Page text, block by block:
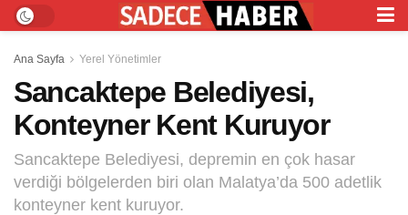
Ana Sayfa Yerel Yönetimler
Sancaktepe Belediyesi,
Konteyner Kent Kuruyor
Sancaktepe Belediyesi, depremin en çok hasar
verdiği bölgelerden biri olan Malatya’da 500 adetlik
konteyner kent kuruyor.